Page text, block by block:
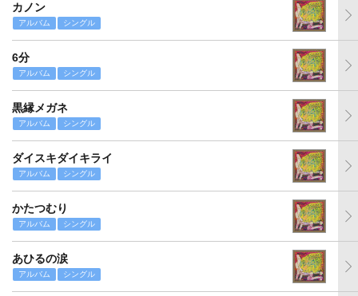
カノン
アルバム シングル
6分
アルバム シングル
黒縁メガネ
アルバム シングル
ダイスキダイキライ
アルバム シングル
かたつむり
アルバム シングル
あひるの涙
アルバム シングル